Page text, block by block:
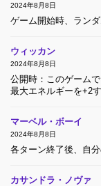
2024年8月8日
ゲーム開始時、ラン
ウィッカン
2024年8月8日
公開時：このゲーム
最大エネルギーを+2す
マーベル・ボーイ
2024年8月8日
各ターン終了後、自
カサンドラ・ノヴァ